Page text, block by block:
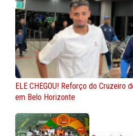
ELE CHEGOU! Reforço do Cruzeiro
em Belo Horizonte